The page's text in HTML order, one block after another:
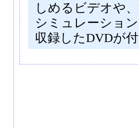
しめるビデオや
シミュレーショ
収録したDVDが付